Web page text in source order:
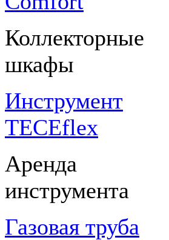
Коллекторные
шкафы
Инструмент
TECEflex
Аренда
инструмента
Газовая труба